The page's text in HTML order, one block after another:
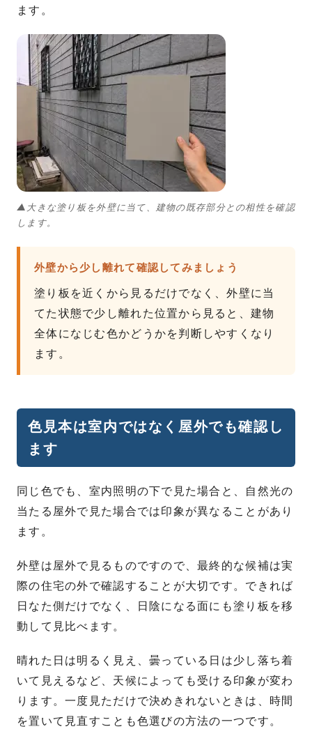
ます。
▲大きな塗り板を外壁に当て、建物の既存部分との相性を確認
します。
外壁から少し離れて確認してみましょう
塗り板を近くから見るだけでなく、外壁に当
てた状態で少し離れた位置から見ると、建物
全体になじむ色かどうかを判断しやすくなり
ます。
色見本は室内ではなく屋外でも確認し
ます
同じ色でも、室内照明の下で見た場合と、自然光の
当たる屋外で見た場合では印象が異なることがあり
ます。
外壁は屋外で見るものですので、最終的な候補は実
際の住宅の外で確認することが大切です。できれば
日なた側だけでなく、日陰になる面にも塗り板を移
動して見比べます。
晴れた日は明るく見え、曇っている日は少し落ち着
いて見えるなど、天候によっても受ける印象が変わ
ります。一度見ただけで決めきれないときは、時間
を置いて見直すことも色選びの方法の一つです。